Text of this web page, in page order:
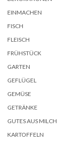
EINMACHEN
FISCH
FLEISCH
FRÜHSTÜCK
GARTEN
GEFLÜGEL
GEMÜSE
GETRÄNKE
GUTES AUS MILCH
KARTOFFELN